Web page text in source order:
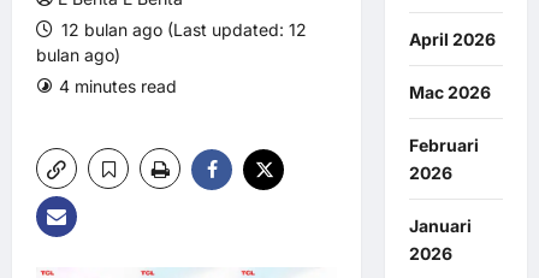
12 bulan ago (Last updated: 12
bulan ago)
4 minutes read
April 2026
Mac 2026
Februari
2026
Januari
2026